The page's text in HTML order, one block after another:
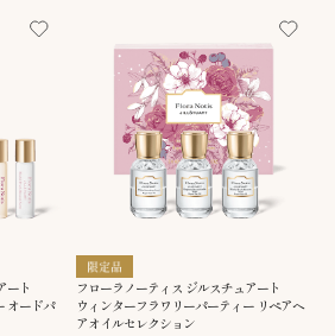
ート
オードパ
フローラノーティス ジルスチュアート
ウィンターフラワリーパーティー リペアヘ
アオイルセレクション